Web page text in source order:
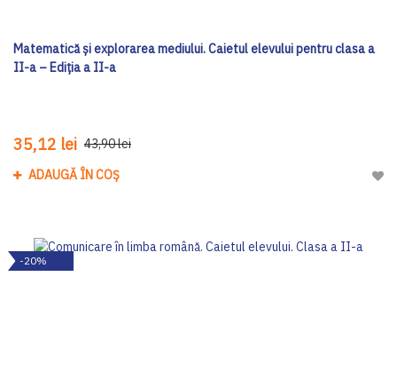
Matematică și explorarea mediului. Caietul elevului pentru clasa a
II-a – Ediția a II-a
35,12 lei 43,90 lei
ADAUGĂ ÎN COȘ
-20%